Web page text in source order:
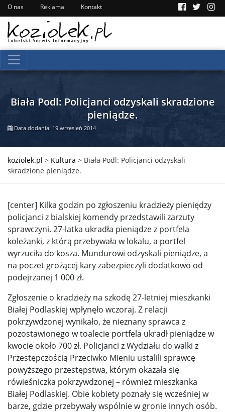
O nas Reklama Kontakt
Biała Podl: Policjanci odzyskali skradzione
pieniądze.
Data dodania: 19 wrzesień 2014
koziolek.pl > Kultura > Biała Podl: Policjanci odzyskali
skradzione pieniądze.
[center] Kilka godzin po zgłoszeniu kradzieży pieniędzy
policjanci z bialskiej komendy przedstawili zarzuty
sprawczyni. 27-latka ukradła pieniądze z portfela
koleżanki, z którą przebywała w lokalu, a portfel
wyrzuciła do kosza. Mundurowi odzyskali pieniądze, a
na poczet grożącej kary zabezpieczyli dodatkowo od
podejrzanej 1 000 zł.
Zgłoszenie o kradzieży na szkodę 27-letniej mieszkanki
Białej Podlaskiej wpłynęło wczoraj. Z relacji
pokrzywdzonej wynikało, że nieznany sprawca z
pozostawionego w toalecie portfela ukradł pieniądze w
kwocie około 700 zł. Policjanci z Wydziału do walki z
Przestępczością Przeciwko Mieniu ustalili sprawcę
powyższego przestępstwa, którym okazała się
rówieśniczka pokrzywdzonej – również mieszkanka
Białej Podlaskiej. Obie kobiety poznały się wcześniej w
barze, gdzie przebywały wspólnie w gronie innych osób.